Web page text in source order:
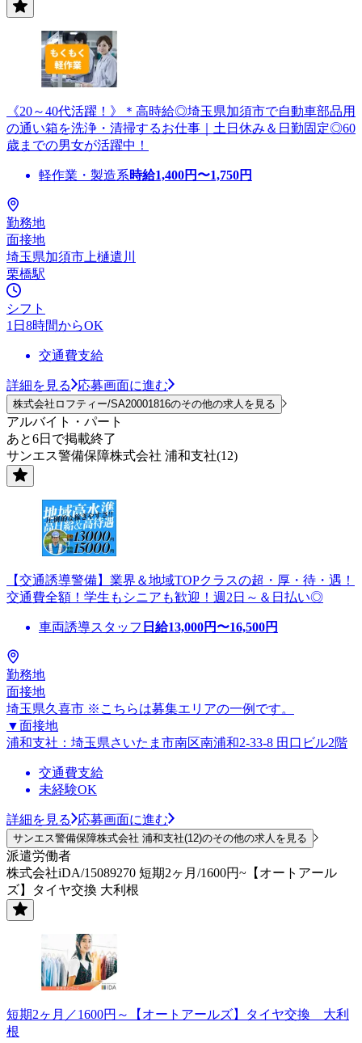
《20～40代活躍！》＊高時給◎埼玉県加須市で自動車部品用
の通い箱を洗浄・清掃するお仕事｜土日休み＆日勤固定◎60
歳までの男女が活躍中！
軽作業・製造系時給1,400円〜1,750円
勤務地
面接地
埼玉県加須市上樋遣川
栗橋駅
シフト
1日8時間からOK
交通費支給
詳細を見る 応募画面に進む
株式会社ロフティー/SA20001816のその他の求人を見る
アルバイト・パート
あと6日で掲載終了
サンエス警備保障株式会社 浦和支社(12)
【交通誘導警備】業界＆地域TOPクラスの超・厚・待・遇！
交通費全額！学生もシニアも歓迎！週2日～＆日払い◎
車両誘導スタッフ 日給13,000円〜16,500円
勤務地
面接地
埼玉県久喜市 ※こちらは募集エリアの一例です。
▼面接地
浦和支社：埼玉県さいたま市南区南浦和2-33-8 田口ビル2階
交通費支給
未経験OK
詳細を見る 応募画面に進む
サンエス警備保障株式会社 浦和支社(12)のその他の求人を見る
派遣労働者
株式会社iDA/15089270 短期2ヶ月/1600円~【オートアール
ズ】タイヤ交換 大利根
短期2ヶ月／1600円～【オートアールズ】タイヤ交換 大利
根